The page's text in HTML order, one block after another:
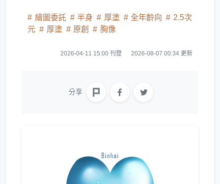
繪圖委託 半身 厚塗 全年齡向
2.5次
元
厚塗 原創 胸像
2026-04-11 15:00 刊登 2026-08-07 00:34 更新
分享